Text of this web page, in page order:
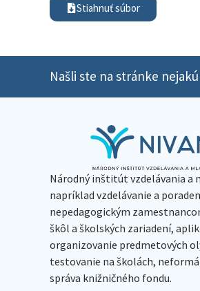
Stiahnuť súbor
Našli ste na stránke
Národný inštitút vzdelávania a
napríklad vzdelávanie a
nepedagogickým
škôl a školských zariadení,
organizovanie predmetových
testovanie na školách,
správa knižničného fondu.